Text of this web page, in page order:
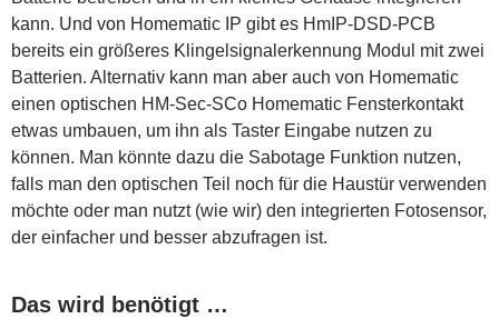
kann. Und von Homematic IP gibt es HmIP-DSD-PCB
bereits ein größeres Klingelsignalerkennung Modul mit zwei
Batterien. Alternativ kann man aber auch von Homematic
einen optischen HM-Sec-SCo Homematic Fensterkontakt
etwas umbauen, um ihn als Taster Eingabe nutzen zu
können. Man könnte dazu die Sabotage Funktion nutzen,
falls man den optischen Teil noch für die Haustür verwenden
möchte oder man nutzt (wie wir) den integrierten Fotosensor,
der einfacher und besser abzufragen ist.
Das wird benötigt …